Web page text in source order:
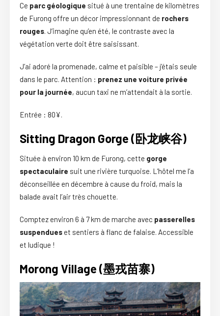
Ce parc géologique situé à une trentaine de kilomètres
de Furong offre un décor impressionnant de rochers
rouges . J’imagine qu’en été, le contraste avec la
végétation verte doit être saisissant.
J’ai adoré la promenade, calme et paisible – j’étais seule
dans le parc. Attention : prenez une voiture privée
pour la journée, aucun taxi ne m’attendait à la sortie.
Entrée : 80¥.
Sitting Dragon Gorge (卧龙峡谷)
Située à environ 10 km de Furong, cette gorge
spectaculaire suit une rivière turquoise. L’hôtel me l’a
déconseillée en décembre à cause du froid, mais la
balade avait l’air très chouette.
Comptez environ 6 à 7 km de marche avec passerelles
suspendueset sentiers à flanc de falaise. Accessible
et ludique !
Morong Village (墨戎苗寨)